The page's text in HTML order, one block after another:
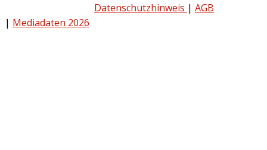
Datenschutzhinweis | AGB
| Mediadaten 2026